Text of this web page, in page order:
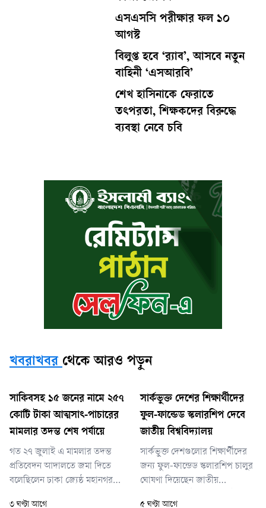
এসএসসি পরীক্ষার ফল ১০
আগস্ট
বিলুপ্ত হবে ‘র‍্যাব’, আসবে নতুন
বাহিনী ‘এসআরবি’
শেখ হাসিনাকে ফেরাতে
তৎপরতা, শিক্ষকদের বিরুদ্ধে
ব্যবস্থা নেবে চবি
খবরাখবর থেকে আরও পড়ুন
সাকিবসহ ১৫ জনের নামে ২৫৭
কোটি টাকা আত্মসাৎ-পাচারের
মামলার তদন্ত শেষ পর্যায়ে
গত ২৭ জুলাই এ মামলার তদন্ত
প্রতিবেদন আদালতে জমা দিতে
বলেছিলেন ঢাকা জ্যেষ্ঠ মহানগর
৩ ঘণ্টা আগে
সার্কভুক্ত দেশের শিক্ষার্থীদের
ফুল-ফান্ডেড স্কলারশিপ দেবে
জাতীয় বিশ্ববিদ্যালয়
সার্কভুক্ত দেশগুলোর শিক্ষার্থীদের
জন্য ফুল-ফান্ডেড স্কলারশিপ চালুর
ঘোষণা দিয়েছেন জাতীয়
৫ ঘণ্টা আগে